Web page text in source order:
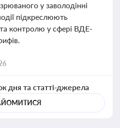
у заволодінні
підкреслюють
контролю у сфері ВДЕ-
дня та статті-джерела